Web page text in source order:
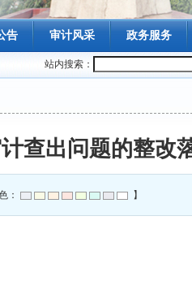
告 审计风采 政务服务
站内搜索：
查出问题的整改
： 】